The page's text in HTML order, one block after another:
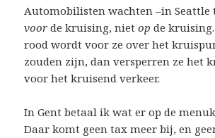
Automobilisten wachten –in Seattle
voor de kruising, nietop de
rood wordt voor ze over het
zouden zijn, dan versperren ze het
voor het kruisend verkeer.
In Gent betaal ik wat er op de
Daar komt geen tax meer bij, en